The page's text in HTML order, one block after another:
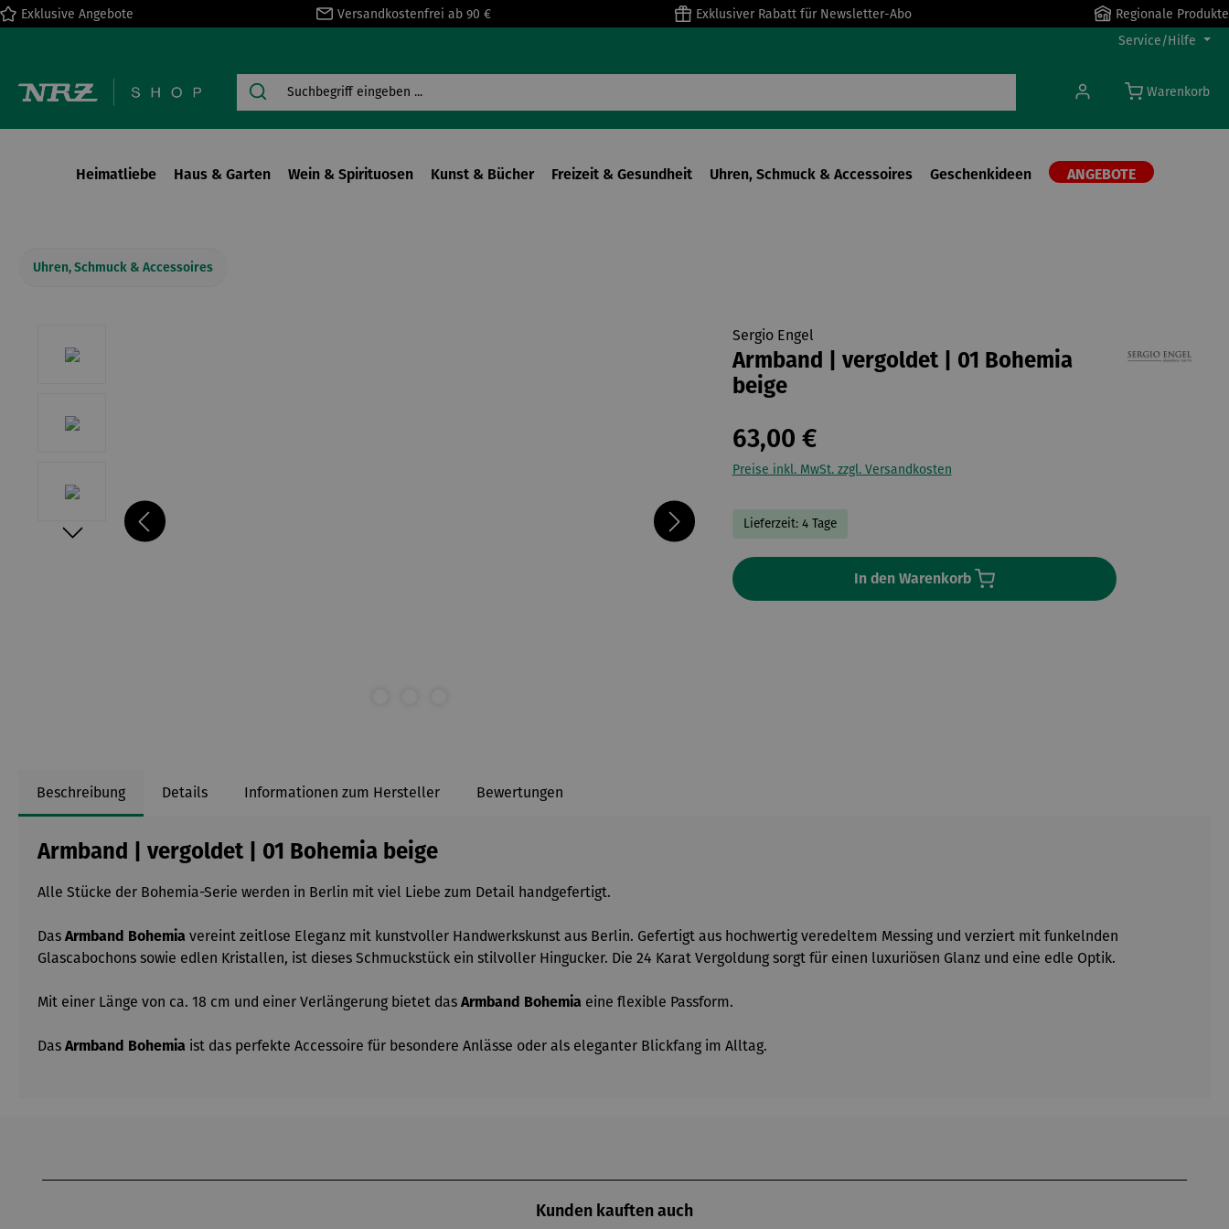
Zur Hauptnavigation springen
Exklusive Angebote Versandkostenfrei ab 90 € Exklusiver Rabatt für Newsletter-Abo
Regionale Produkte
Service/Hilfe
Warenkorb
Heimatliebe Haus & Garten Wein & Spirituosen Kunst & Bücher Freizeit & Gesundheit Uhren, Schmuck & Accessoires Geschenkideen ANGEBOTE
Uhren, Schmuck & Accessoires
Sergio Engel
Armband | vergoldet | 01 Bohemia
beige
63,00 €
Preise inkl. MwSt. zzgl. Versandkosten
Lieferzeit: 4 Tage
In den Warenkorb
Beschreibung Details Informationen zum Hersteller Bewertungen
Armband | vergoldet | 01 Bohemia beige
Alle Stücke der Bohemia-Serie werden in Berlin mit viel Liebe zum Detail handgefertigt.
Das Armband Bohemia vereint zeitlose Eleganz mit kunstvoller Handwerkskunst aus Berlin. Gefertigt aus hochwertig veredeltem Messing und verziert mit funkelnden
Glascabochons sowie edlen Kristallen, ist dieses Schmuckstück ein stilvoller Hingucker. Die 24 Karat Vergoldung sorgt für einen luxuriösen Glanz und eine edle Optik.
Mit einer Länge von ca. 18 cm und einer Verlängerung bietet das Armband Bohemia eine flexible Passform.
Das Armband Bohemia ist das perfekte Accessoire für besondere Anlässe oder als eleganter Blickfang im Alltag.
Kunden kauften auch